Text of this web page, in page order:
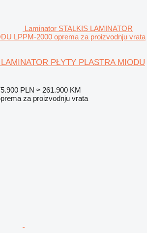
Laminator STALKIS LAMINATOR
LPPM-2000 oprema za proizvodnju vrata
PŁYTY PLASTRA MIODU
PLN ≈ 261.900 KM
za proizvodnju vrata